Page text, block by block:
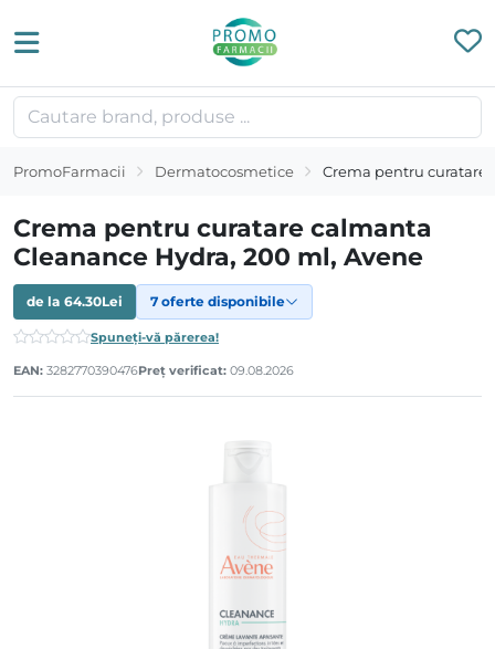
PromoFarmacii Dermatocosmetice Crema pentru curatare
Crema pentru curatare calmanta
Cleanance Hydra, 200 ml, Avene
de la 64.30Lei 7 oferte disponibile
Spuneți-vă părerea!
EAN: 3282770390476Preț verificat: 09.08.2026